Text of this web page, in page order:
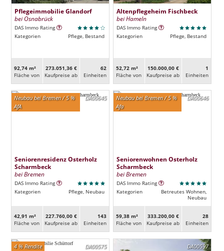
Pflegeimmobilie Glandorf
bei Osnabrück
DAS Immo Rating
Kategorien
Pflege, Bestand
92,74 m²
Fläche von
273.051,36 €
Kaufpreise ab
62
Ein­heiten
Altenpflegeheim Fischbeck
bei Hameln
DAS Immo Rating
Kategorien
Pflege, Bestand
52,72 m²
Fläche von
150.000,00 €
Kaufpreise ab
1
Ein­heiten
DA00645
Neubau bei Bremen / 5 %
AfA
Seniorenresidenz Osterholz
Scharmbeck
bei Bremen
DAS Immo Rating
Kategorien
Pflege, Neubau
42,91 m²
Fläche von
227.760,00 €
Kaufpreise ab
143
Ein­heiten
DA00646
Neubau bei Bremen / 5 %
Afa
Seniorenwohnen Osterholz
Scharmbeck
bei Bremen
DAS Immo Rating
Kategorien
Betreutes Wohnen,
Neubau
59,38 m²
Fläche von
333.200,00 €
Kaufpreise ab
28
Ein­heiten
DA00575
4 % Rendite DA00597